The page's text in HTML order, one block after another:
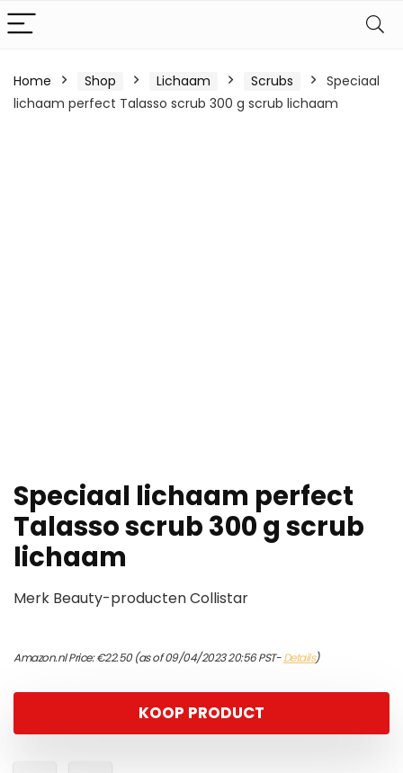
Home Shop Lichaam Scrubs
Speciaal
lichaam perfect Talasso scrub 300 g scrub lichaam
Speciaal lichaam perfect
Talasso scrub 300 g scrub
lichaam
Merk Beauty-producten Collistar
Amazon.nl Price:€22.50(as of 09/04/2023 20:56 PST-Details)
KOOP PRODUCT